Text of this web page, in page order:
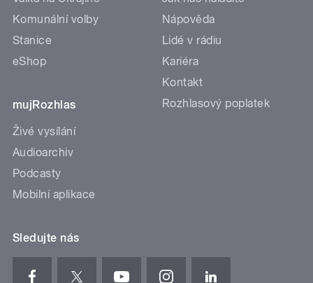
Komunální volby
Stanice
eShop
mujRozhlas
Živé vysílání
Audioarchiv
Podcasty
Mobilní aplikace
Nápověda
Lidé v rádiu
Kariéra
Kontakt
Rozhlasový poplatek
Sledujte nás